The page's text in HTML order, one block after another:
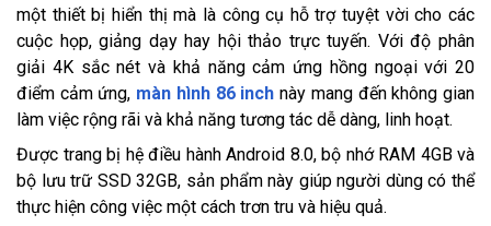
một thiết bị hiển thị mà là công cụ hỗ trợ tuyệt vời cho các
cuộc họp, giảng dạy hay hội thảo trực tuyến. Với độ phân
giải 4K sắc nét và khả năng cảm ứng hồng ngoại với 20
điểm cảm ứng, màn hình 86 inch này mang đến không gian
làm việc rộng rãi và khả năng tương tác dễ dàng, linh hoạt.
Được trang bị hệ điều hành Android 8.0, bộ nhớ RAM 4GB và
bộ lưu trữ SSD 32GB, sản phẩm này giúp người dùng có thể
thực hiện công việc một cách trơn tru và hiệu quả.